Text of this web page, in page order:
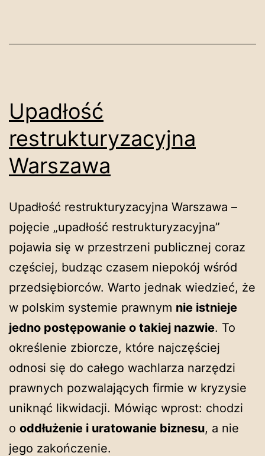
Upadłość
restrukturyzacyjna
Warszawa
Upadłość restrukturyzacyjna Warszawa –
pojęcie „upadłość restrukturyzacyjna”
pojawia się w przestrzeni publicznej coraz
częściej, budząc czasem niepokój wśród
przedsiębiorców. Warto jednak wiedzieć, że
w polskim systemie prawnym nie istnieje
jedno postępowanie o takiej nazwie. To
określenie zbiorcze, które najczęściej
odnosi się do całego wachlarza narzędzi
prawnych pozwalających firmie w kryzysie
uniknąć likwidacji. Mówiąc wprost: chodzi
o oddłużenie i uratowanie biznesu, a nie
jego zakończenie.